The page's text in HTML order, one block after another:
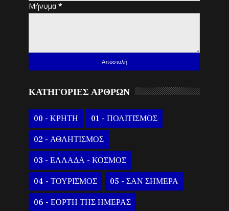
Μήνυμα*
ΚΑΤΗΓΟΡΙΕΣ ΑΡΘΡΩΝ
00 - ΚΡΗΤΗ 01 - ΠΟΛΙΤΙΣΜΟΣ
02 - ΑΘΛΗΤΙΣΜΟΣ
03 - ΕΛΛΑΔΑ - ΚΟΣΜΟΣ
04 - ΤΟΥΡΙΣΜΟΣ 05 - ΣΑΝ ΣΗΜΕΡΑ
06 - ΕΟΡΤΗ ΤΗΣ ΗΜΕΡΑΣ